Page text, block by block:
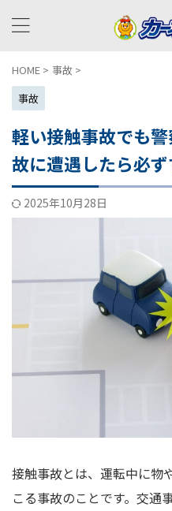
HOME > 事故 >
事故
軽い接触事故でも
故に遭遇したら必ず
2025年10月28日
接触事故とは、運転中に物
こる事故のことです。交通